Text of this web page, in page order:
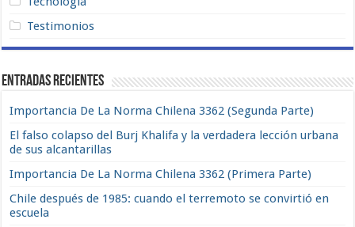
Testimonios
Entradas recientes
Importancia De La Norma Chilena 3362 (Segunda Parte)
El falso colapso del Burj Khalifa y la verdadera lección urbana
de sus alcantarillas
Importancia De La Norma Chilena 3362 (Primera Parte)
Chile después de 1985: cuando el terremoto se convirtió en
escuela